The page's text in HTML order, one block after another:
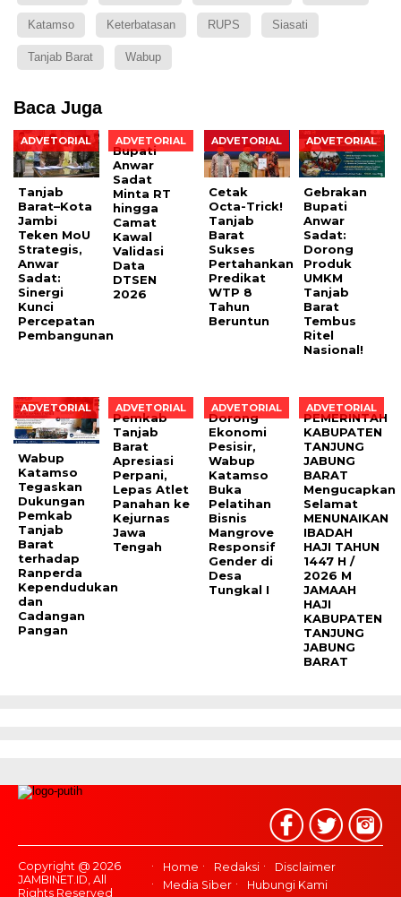
Katamso Keterbatasan RUPS Siasati
Tanjab Barat Wabup
Baca Juga
ADVETORIAL
Tanjab
Barat–Kota
Jambi
Teken MoU
Strategis,
Anwar
Sadat:
Sinergi
Kunci
Percepatan
Pembangunan
ADVETORIAL
Bupati
Anwar
Sadat
Minta RT
hingga
Camat
Kawal
Validasi
Data
DTSEN
2026
ADVETORIAL
Cetak
Octa-Trick!
Tanjab
Barat
Sukses
Pertahankan
Predikat
WTP 8
Tahun
Beruntun
ADVETORIAL
Gebrakan
Bupati
Anwar
Sadat:
Dorong
Produk
UMKM
Tanjab
Barat
Tembus
Ritel
Nasional!
ADVETORIAL
Wabup
Katamso
Tegaskan
Dukungan
Pemkab
Tanjab
Barat
terhadap
Ranperda
Kependudukan
dan
Cadangan
Pangan
ADVETORIAL
Pemkab
Tanjab
Barat
Apresiasi
Perpani,
Lepas Atlet
Panahan ke
Kejurnas
Jawa
Tengah
ADVETORIAL
Dorong
Ekonomi
Pesisir,
Wabup
Katamso
Buka
Pelatihan
Bisnis
Mangrove
Responsif
Gender di
Desa
Tungkal I
ADVETORIAL
PEMERINTAH
KABUPATEN
TANJUNG
JABUNG
BARAT
Mengucapkan
Selamat
MENUNAIKAN
IBADAH
HAJI TAHUN
1447 H /
2026 M
JAMAAH
HAJI
KABUPATEN
TANJUNG
JABUNG
BARAT
Copyright @ 2026
JAMBINET.ID, All
Rights Reserved
Home Redaksi
Disclaimer
Media Siber
Hubungi Kami